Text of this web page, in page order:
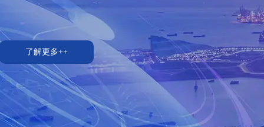
了解更多++